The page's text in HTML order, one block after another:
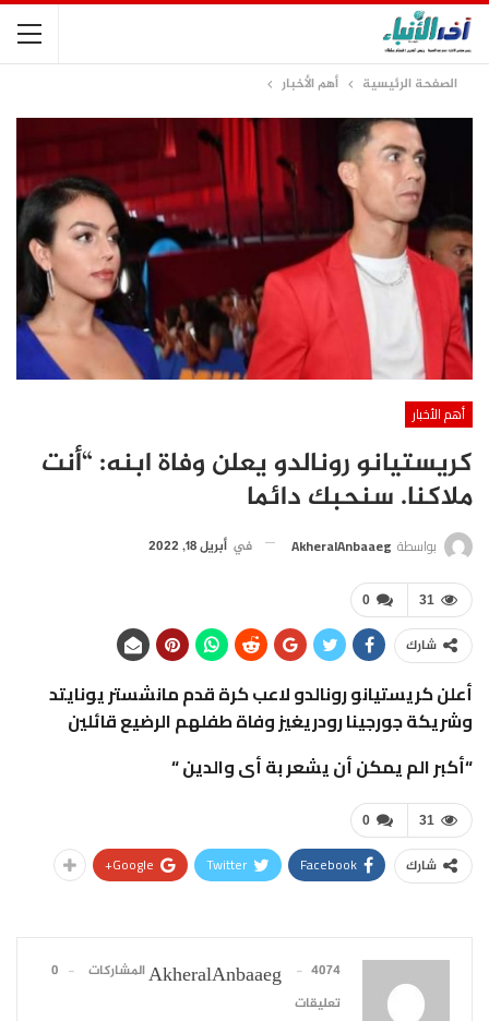
الصفحة الرئيسية أهم الأخبار
أهم الأخبار
كريستيانو رونالدو يعلن وفاة ابنه: “أنت
ملاكنا. سنحبك دائما
بواسطة AkheralAnbaaeg في أبريل 18, 2022
0 31
شارك
أعلن كريستيانو رونالدو لاعب كرة قدم مانشستر يونايتد
وشريكة جورجينا رودريغيز وفاة طفلهم الرضيع قائلين
“أكبر الم يمكن أن يشعر بة أى والدين “
0 31
شارك Facebook
Twitter
Google+
AkheralAnbaaeg 4074 المشاركات
0
تعليقات